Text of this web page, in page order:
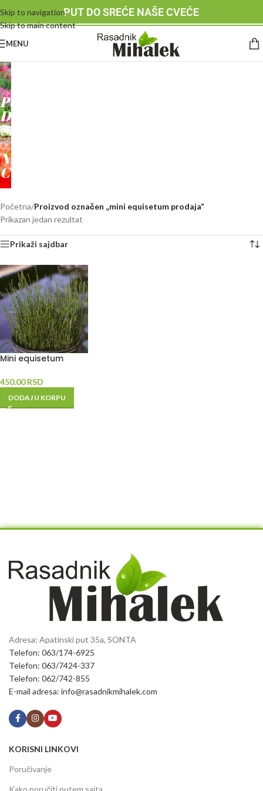
Skip to navigation
Skip to main content
PUT DO SREĆE NAŠE CVEĆE
MENU
RASADNIK
MIHALEK
PUT
DO
SREĆE
-
NAŠE
CVEĆE
Početna/Proizvod označen „mini equisetum prodaja“
Prikazan jedan rezultat
Prikaži sajdbar
Mini equisetum
450.00RSD
DODAJ U KORPU
Adresa: Apatinski put 35a, SONTA
Telefon: 063/174-6925
Telefon: 063/7424-337
Telefon: 062/742-855
E-mail adresa: info@rasadnikmihalek.com
KORISNI LINKOVI
Poručivanje
Kako poručiti putem sajta